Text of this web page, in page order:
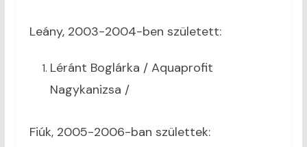
Leány, 2003-2004-ben született:
Léránt Boglárka / Aquaprofit
Nagykanizsa /
Fiúk, 2005-2006-ban születtek: